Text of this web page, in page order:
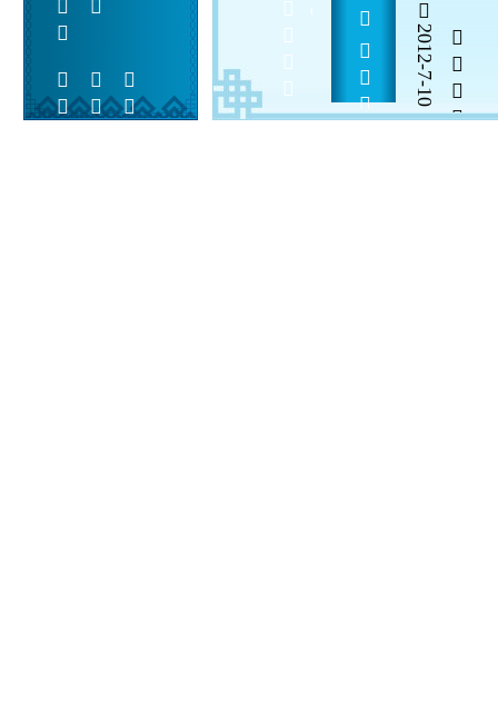
  
2012-7-10